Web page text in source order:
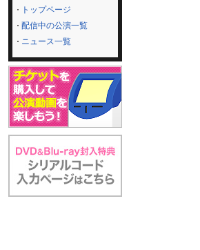
トップページ
配信中の公演一覧
ニュース一覧